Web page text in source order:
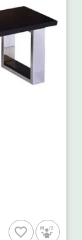
favorite_border